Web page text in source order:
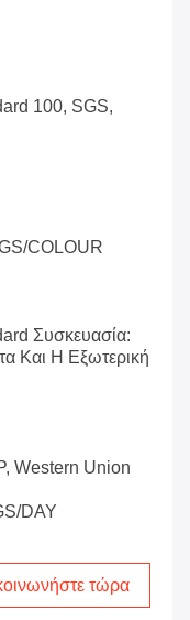
100, SGS,
COLOUR
Συσκευασία:
Και Η Εξωτερική
Western Union
DAY
τώρα